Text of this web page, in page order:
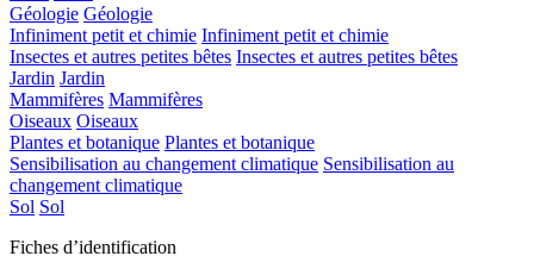
Géologie Géologie
Infiniment petit et chimie Infiniment petit et chimie
Insectes et autres petites bêtes Insectes et autres petites bêtes
Jardin Jardin
Mammifères Mammifères
Oiseaux Oiseaux
Plantes et botanique Plantes et botanique
Sensibilisation au changement climatique Sensibilisation au
changement climatique
Sol Sol
Fiches d’identification